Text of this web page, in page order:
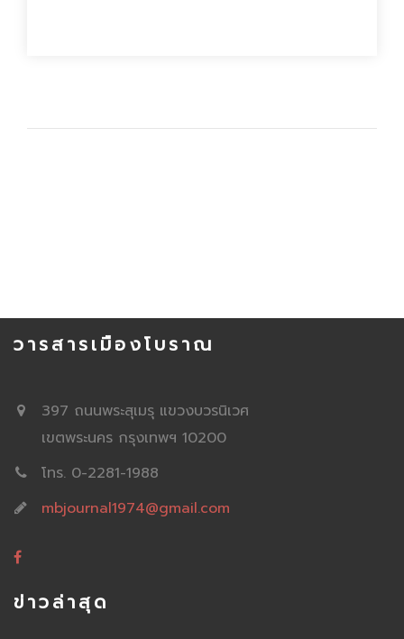
วารสารเมืองโบราณ
397 ถนนพระสุเมรุ แขวงบวรนิเวศ
เขตพระนคร กรุงเทพฯ 10200
โทร. 0-2281-1988
mbjournal1974@gmail.com
ข่าวล่าสุด